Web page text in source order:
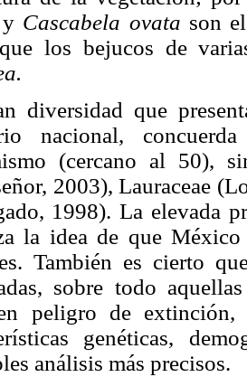
y Cascabela ovata son
los bejucos de
diversidad que
nacional,
(cercano al 50),
2003), Lauraceae
1998). La elevada
la idea de que
También es cierto
sobre todo
peligro de
genéticas,
análisis más precisos.